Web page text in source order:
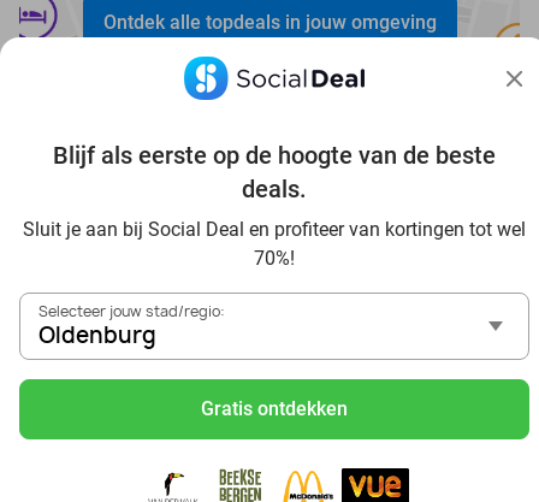
Blijf als eerste op de hoogte van de beste
deals.
Sluit je aan bij Social Deal en profiteer van kortingen tot wel
70%!
Selecteer jouw stad/regio:
Oldenburg
Gratis ontdekken
Ontdek alle topdeals in jouw omgeving
Voordelig genieten in Oldenburg: haal deal-inspiratie uit
In die Sauna in Oldenburg und Umgebung
Tagesausflug zum Movie Park Germany mit Rabatt, von
Oldenburg aus
Frühstück & Mittagessen in Oldenburg
Reise von Oldenburg aus und erlebe einen fantastischen
Tag im Freizeitpark Europa-Park
Besuche das Phantasialand von Oldenburg aus und erlebe